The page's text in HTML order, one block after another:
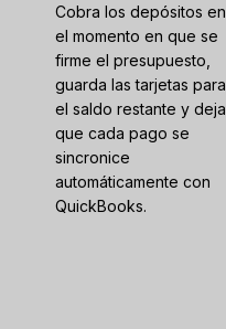
Cobra los depósitos en
el momento en que se
firme el presupuesto,
guarda las tarjetas para
el saldo restante y deja
que cada pago se
sincronice
automáticamente con
QuickBooks.